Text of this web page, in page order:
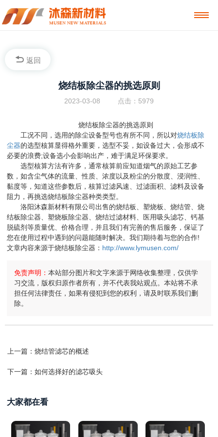
返回
烧结板除尘器的挑选原则
2023-03-08 点击：5979
烧结板除尘器的挑选原则
工况不同，选用的除尘设备型号也有所不同，所以对烧结板除
尘器的选型核算显得格外重要，选型不妥，如设备过大，会形成不
必要的浪费;设备选小会影响出产，难于满足环保要求。
选型核算方法有许多，通常核算前应知道烟气的原始工艺参
数，如含尘气体的流量、性质、浓度以及粉尘的分散度、浸润性、
黏度等，知道这些参数后，核算过滤风速、过滤面积、滤料及设备
阻力，再挑选烧结板除尘器种类类型。
洛阳沐森新材料有限公司出售的烧结板、塑烧板、烧结管、烧
结板除尘器、塑烧板除尘器、烧结过滤材料、医用吸头滤芯、钙基
脱硫剂等质量优、价格合理，并且我们有完善的售后服务，保证了
您在使用过程中遇到的问题能随时解决。我们期待着与您的合作!
文章内容来源于烧结板除尘器： http://www.lymusen.com/
免责声明：本站部分图片和文字来源于网络收集整理，仅供学
习交流，版权归原作者所有，并不代表我站观点。本站将不承
担任何法律责任，如果有侵犯到您的权利，请及时联系我们删
除。
上一篇： 烧结管滤芯的概述
下一篇： 如何选择好的滤芯吸头
大家都在看